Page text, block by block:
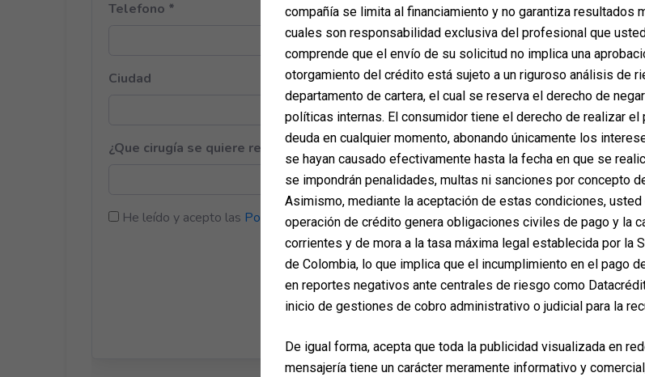
compañía se limita al financiamiento y no garantiza resultados
cuales son responsabilidad exclusiva del profesional que
comprende que el envío de su solicitud no implica una
otorgamiento del crédito está sujeto a un riguroso análisis de
departamento de cartera, el cual se reserva el derecho de
políticas internas. El consumidor tiene el derecho de realizar el
deuda en cualquier momento, abonando únicamente los
se hayan causado efectivamente hasta la fecha en que se
se impondrán penalidades, multas ni sanciones por concepto
Asimismo, mediante la aceptación de estas condiciones,
operación de crédito genera obligaciones civiles de pago y la
corrientes y de mora a la tasa máxima legal establecida por la
de Colombia, lo que implica que el incumplimiento en el pago
en reportes negativos ante centrales de riesgo como
inicio de gestiones de cobro administrativo o judicial para la
De igual forma, acepta que toda la publicidad visualizada en
mensajería tiene un carácter meramente informativo y